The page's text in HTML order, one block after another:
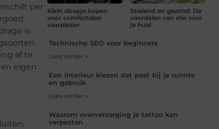
per
is
af te
eigen
Klein sloepje kopen
voor comfortabel
vaarplezier
Stralend en gezond: De
voordelen van olie voor
je huid
Technische SEO voor beginners
Lees verder »
Een interieur kiezen dat past bij je ruimte
en gebruik
Lees verder »
Waarom oververzorging je tattoo kan
verpesten